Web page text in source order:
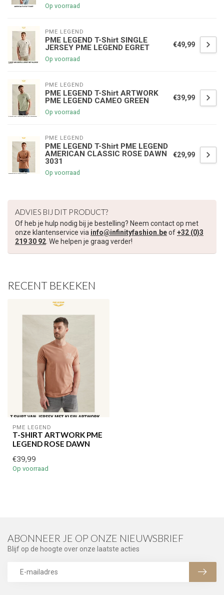
Op voorraad
PME LEGEND
PME LEGEND T-Shirt SINGLE
JERSEY PME LEGEND EGRET
Op voorraad
€49,99
PME LEGEND
PME LEGEND T-Shirt ARTWORK
PME LEGEND CAMEO GREEN
Op voorraad
€39,99
PME LEGEND
PME LEGEND T-Shirt PME LEGEND
AMERICAN CLASSIC ROSE DAWN
3031
Op voorraad
€29,99
ADVIES BIJ DIT PRODUCT?
Of heb je hulp nodig bij je bestelling? Neem contact op met
onze klantenservice via info@infinityfashion.beof+32 (0)3
219 30 92. We helpen je graag verder!
RECENT BEKEKEN
PME LEGEND
T-SHIRT ARTWORK PME
LEGEND ROSE DAWN
€39,99
Op voorraad
ABONNEER JE OP ONZE NIEUWSBRIEF
Blijf op de hoogte over onze laatste acties